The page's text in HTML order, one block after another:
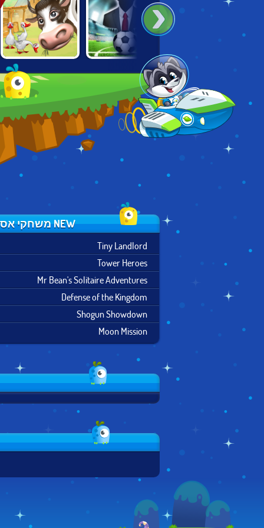
LEGO CITY: BUILD
AND PROTECT
TOP SOCCER
MANAGER
FARM FRENZY 2
NEW משחקי אסטרטגיה
Tiny Landlord
Tower Heroes
Mr Bean's Solitaire Adventures
Defense of the Kingdom
Shogun Showdown
Moon Mission